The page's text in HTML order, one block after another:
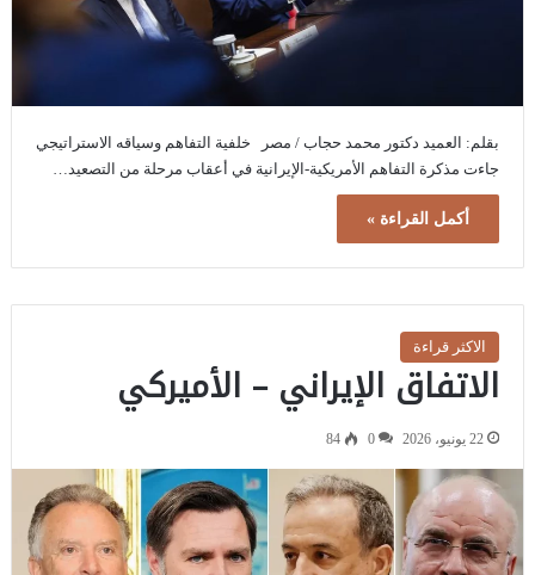
بقلم: العميد دكتور محمد حجاب / مصر خلفية التفاهم وسياقه الاستراتيجي
جاءت مذكرة التفاهم الأمريكية-الإيرانية في أعقاب مرحلة من التصعيد…
أكمل القراءة »
الاكثر قراءة
الاتفاق الإيراني – الأميركي
22 يونيو، 2026 0
84